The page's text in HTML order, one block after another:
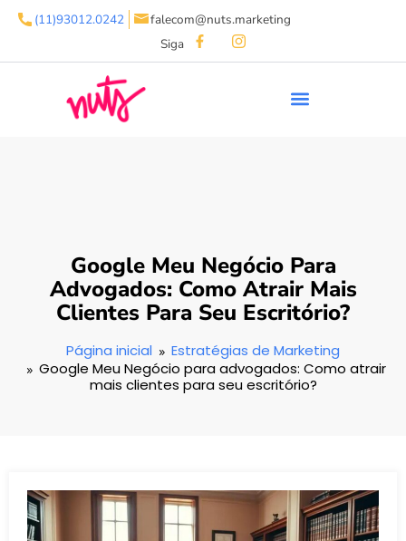
(11)93012.0242
falecom@nuts.marketing
Siga
Google Meu Negócio Para
Advogados: Como Atrair Mais
Clientes Para Seu Escritório?
Página inicial
Estratégias de Marketing
Google Meu Negócio para advogados: Como atrair
mais clientes para seu escritório?